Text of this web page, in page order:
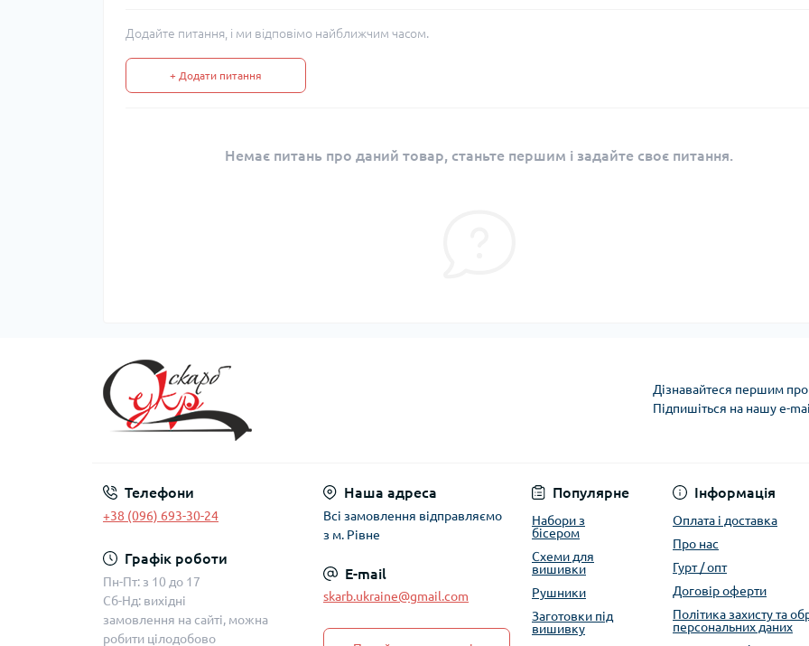
Додайте питання, і ми відповімо найближчим часом.
+ Додати питання
Немає питань про даний товар, станьте першим і задайте своє питання.
Дізнавайтеся першим про
Підпишіться на нашу e-
Телефони
+38 (096) 693-30-24
Графік роботи
Пн-Пт: з 10 до 17
Сб-Нд: вихідні
замовлення на сайті, можна
робити цілодобово
Наша адреса
Всі замовлення відправляємо
з м. Рівне
E-mail
skarb.ukraine@gmail.com
Популярне
Набори з
бісером
Схеми для
вишивки
Рушники
Заготовки під
вишивку
Інформація
Оплата і доставка
Про нас
Гурт / опт
Договір оферти
Політика захисту та
персональних даних